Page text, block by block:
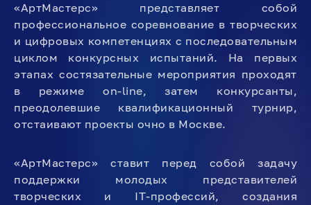
«АртМастерс» представляет собой
профессиональное соревнование в творческих
и цифровых компетенциях с последовательным
циклом конкурсных испытаний. На первых
этапах состязательные мероприятия проходят
в режиме on-line, затем конкурсанты,
преодолевшие квалификационный турнир,
отстаивают проекты очно в Москве.
«АртМастерс» ставит перед собой задачу
поддержки молодых представителей
творческих и IT-профессий, создания